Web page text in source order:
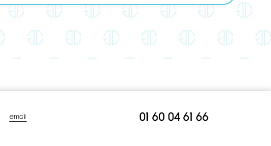
email 01 60 04 61 66